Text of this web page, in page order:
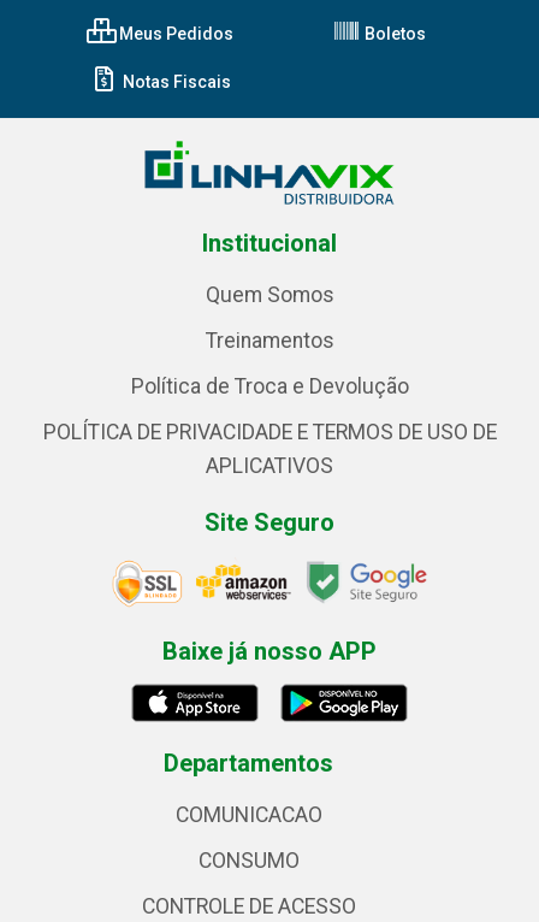
Meus Pedidos Boletos
Notas Fiscais
Institucional
Quem Somos
Treinamentos
Política de Troca e Devolução
POLÍTICA DE PRIVACIDADE E TERMOS DE USO DE
APLICATIVOS
Site Seguro
Baixe já nosso APP
Departamentos
COMUNICACAO
CONSUMO
CONTROLE DE ACESSO